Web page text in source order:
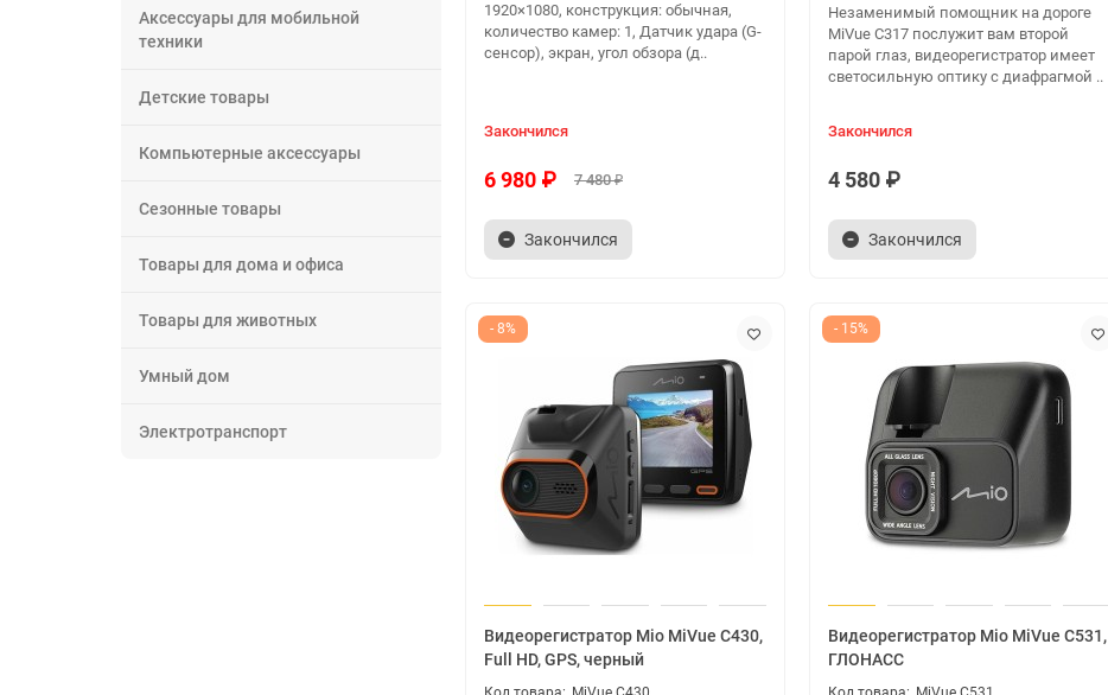
Аксессуары для мобильной
техники
Детские товары
Компьютерные аксессуары
Сезонные товары
Товары для дома и офиса
Товары для животных
Умный дом
Электротранспорт
1920×1080, конструкция: обычная,
количество камер: 1, Датчик удара (G-
сенсор), экран, угол обзора (д..
Закончился
6 980 ₽ 7 480 ₽
Закончился
Незаменимый помощник на дороге
MiVue С317 послужит вам второй
парой глаз, видеорегистратор имеет
светосильную оптику с диафрагмой ..
Закончился
4 580 ₽
Закончился
- 8%
Видеорегистратор Mio MiVue C430,
Full HD, GPS, черный
- 15%
Видеорегистратор Mio MiVue C531,
ГЛОНАСС